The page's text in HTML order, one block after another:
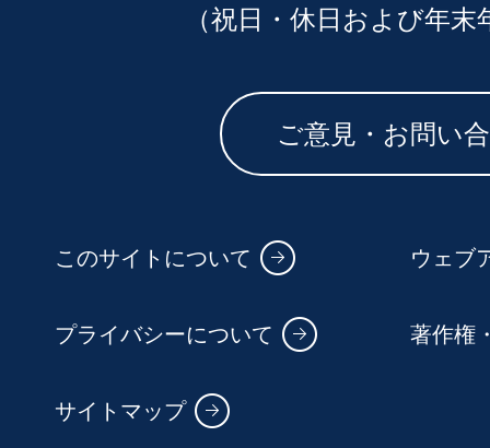
（祝日・休日および年
ご意見・お問い
このサイトについて ウェブ
プライバシーについて 著作権
サイトマップ